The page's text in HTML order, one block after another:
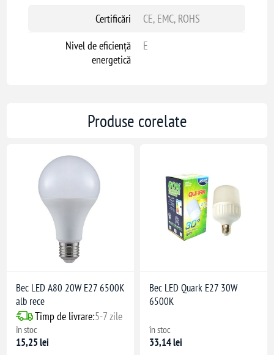
Certificări
CE, EMC, ROHS
Nivel de eficiență
energetică
E
Produse corelate
Bec LED A80 20W E27 6500K
alb rece
Timp de livrare:5-7 zile
în stoc
15,25 lei
Bec LED Quark E27 30W
6500K
în stoc
33,14 lei